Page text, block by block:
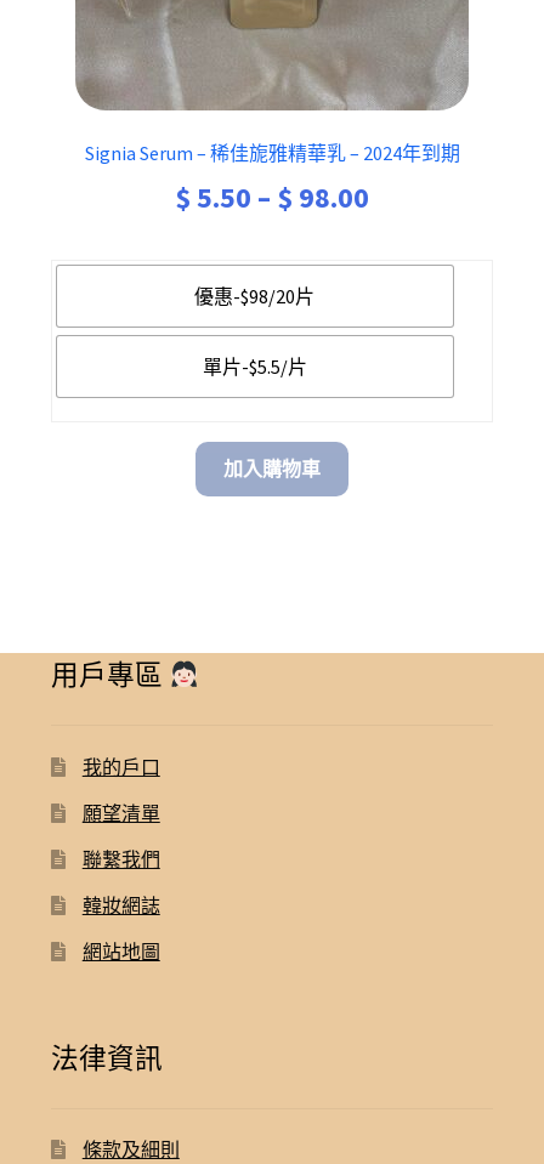
Signia Serum – 稀佳旎雅精華乳 – 2024年到期
$5.50 – $ 98.00
through
優惠-$98/20片
單片-$5.5/片
加入購物車
用戶專區
我的戶口
願望清單
聯繫我們
韓妝網誌
網站地圖
法律資訊
條款及細則